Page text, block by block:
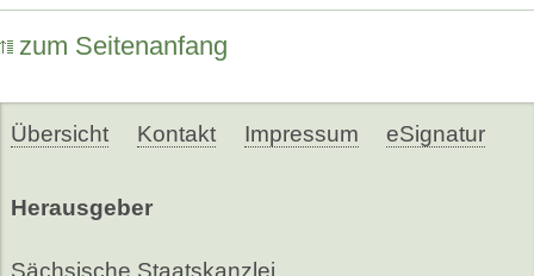
zum Seitenanfang
Übersicht Kontakt Impressum eSignatur
Herausgeber
Sächsische Staatskanzlei